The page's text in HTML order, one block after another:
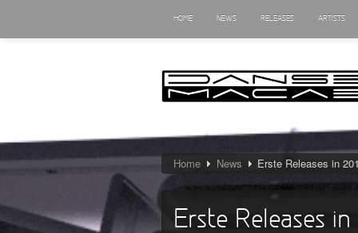
HOME NEWS RELEASES ARTISTS
Home News Erste Releases in
Erste Releases in